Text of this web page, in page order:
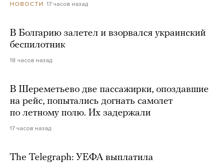
НОВОСТИ 17 часов назад
В Болгарию залетел и взорвался украинский
беспилотник
18 часов назад
В Шереметьево две пассажирки, опоздавшие
на рейс, попытались догнать самолет
по летному полю. Их задержали
17 часов назад
The Telegraph: УЕФА выплатила